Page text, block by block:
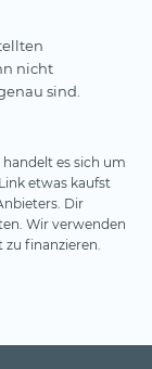
nicht
sind.
es sich um
etwas kaufst
Dir
Wir verwenden
zu finanzieren.